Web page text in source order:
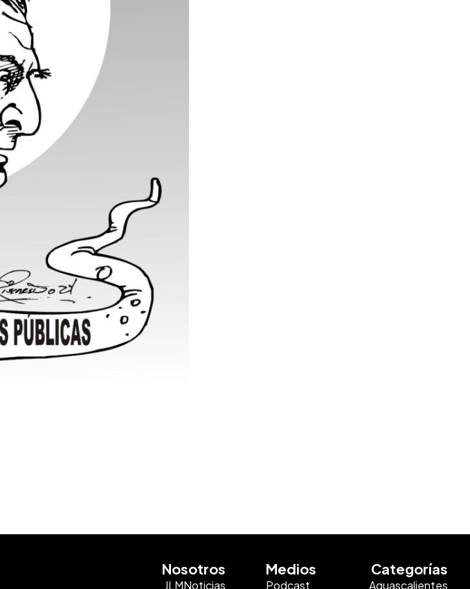
Nosotros
JLMNoticias
Medios
Podcast
Categorías
Aguascalientes